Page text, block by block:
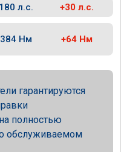
180 л.с. +30 л.с.
384 Нм +64 Нм
гарантируются
полностью
обслуживаемом